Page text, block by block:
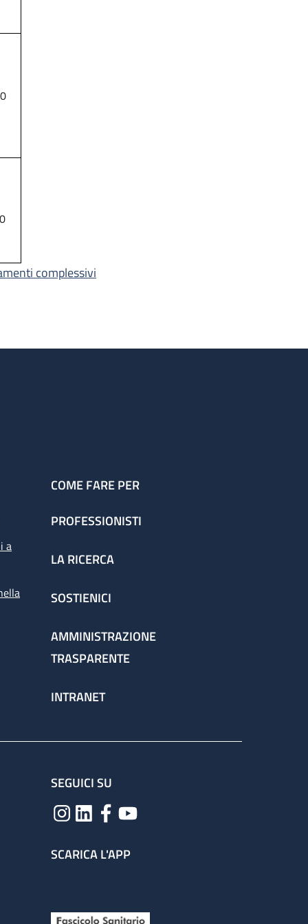
complessivi
a
COME FARE PER
PROFESSIONISTI
LA RICERCA
SOSTIENICI
AMMINISTRAZIONE
TRASPARENTE
INTRANET
SEGUICI SU
SCARICA L'APP